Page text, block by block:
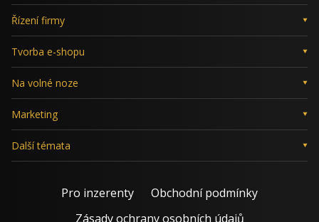
Řízení firmy
Tvorba e-shopu
Na volné noze
Marketing
Další témata
Pro inzerenty
Obchodní podmínky
Zásady ochrany osobních údajů